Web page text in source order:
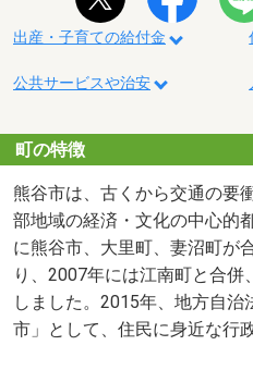
出産・子育ての給付金
公共サービスや治安
町の特徴
熊谷市は、古くから交通の要
部地域の経済・文化の中心的
に熊谷市、大里町、妻沼町が
り、2007年には江南町と合
しました。2015年、地方自治
市」として、住民に身近な行